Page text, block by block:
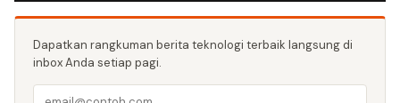
Dapatkan rangkuman berita teknologi terbaik langsung di
inbox Anda setiap pagi.